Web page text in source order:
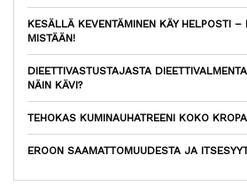
KESÄLLÄ KEVENTÄMINEN KÄY HELPOSTI –
MISTÄÄN!
DIEETTIVASTUSTAJASTA
NÄIN KÄVI?
TEHOKAS KUMINAUHATREENI KOKO
EROON SAAMATTOMUUDESTA JA